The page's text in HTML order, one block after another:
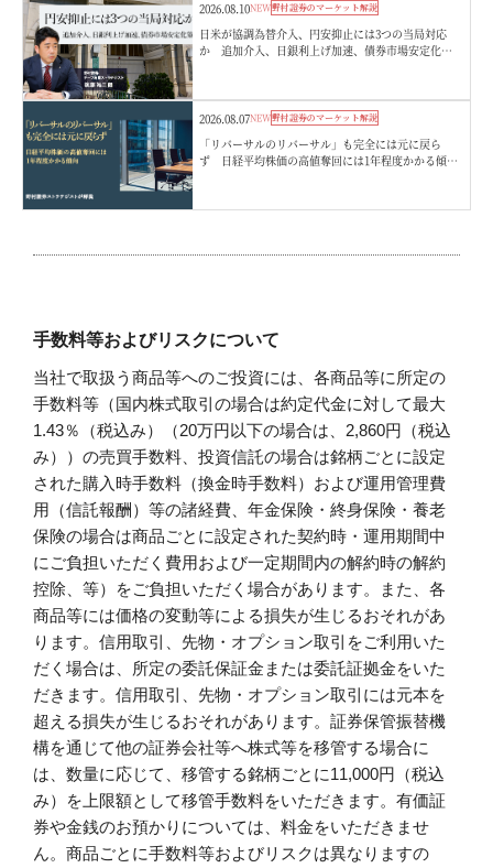
2026.08.10NEW野村證券のマーケット解説
日米が協調為替介入、円安抑止には3つの当局対応
か 追加介入、日銀利上げ加速、債券市場安定化
2026.08.07NEW野村證券のマーケット解説
「リバーサルのリバーサル」も完全には元に戻ら
ず 日経平均株価の高値奪回には1年程度かかる傾
手数料等およびリスクについて
当社で取扱う商品等へのご投資には、各商品等に所定の
手数料等（国内株式取引の場合は約定代金に対して最大
1.43％（税込み）（20万円以下の場合は、2,860円（税込
み））の売買手数料、投資信託の場合は銘柄ごとに設定
された購入時手数料（換金時手数料）および運用管理費
用（信託報酬）等の諸経費、年金保険・終身保険・養老
保険の場合は商品ごとに設定された契約時・運用期間中
にご負担いただく費用および一定期間内の解約時の解約
控除、等）をご負担いただく場合があります。また、各
商品等には価格の変動等による損失が生じるおそれがあ
ります。信用取引、先物・オプション取引をご利用いた
だく場合は、所定の委託保証金または委託証拠金をいた
だきます。信用取引、先物・オプション取引には元本を
超える損失が生じるおそれがあります。証券保管振替機
構を通じて他の証券会社等へ株式等を移管する場合に
は、数量に応じて、移管する銘柄ごとに11,000円（税込
み）を上限額として移管手数料をいただきます。有価証
券や金銭のお預かりについては、料金をいただきませ
ん。商品ごとに手数料等およびリスクは異なりますの